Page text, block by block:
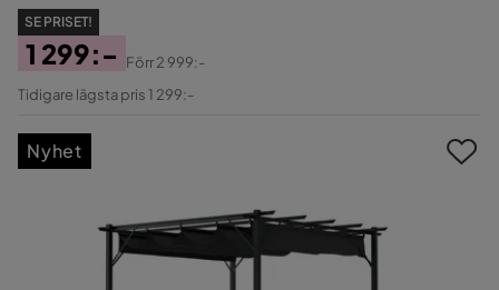
SE PRISET!
Pris
1 299:-
Original
Förr2 999:-
Tidigare lägsta pris 1 299:-
Nyhet